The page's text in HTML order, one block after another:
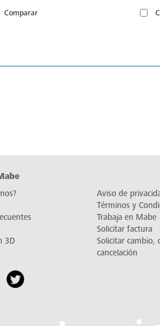
Comparar
3D
Aviso de
Términos y
Trabaja en Mabe
Solicitar factura
Solicitar cambio,
cancelación